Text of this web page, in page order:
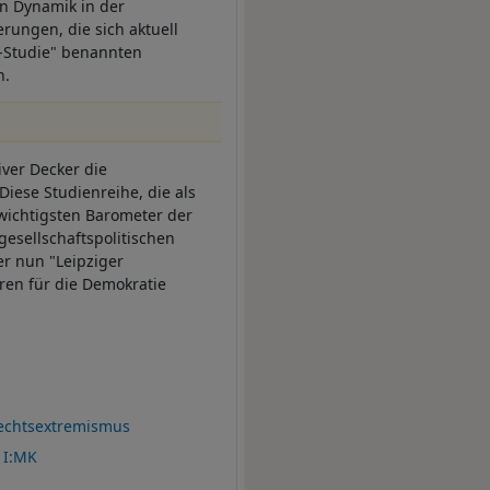
Dynamik in der
die sich aktuell
benannten
Decker die
Studienreihe, die als
Barometer der
nun "Leipziger
für die Demokratie
I:MK